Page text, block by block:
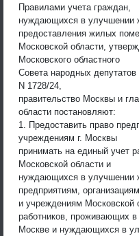
Правилами учета граждан,
нуждающихся в улучшении
предоставления жилых
Московской области,
Московского областного
Совета народных
N 1728/24,
правительство Москвы и
области постановляют:
1. Предоставить право
учреждениям г. Москвы
принимать на единый учет
Московской области и
нуждающихся в улучшении
предприятиям, организациям
и учреждениям Московской
работников, проживающих в
Москве и нуждающихся в